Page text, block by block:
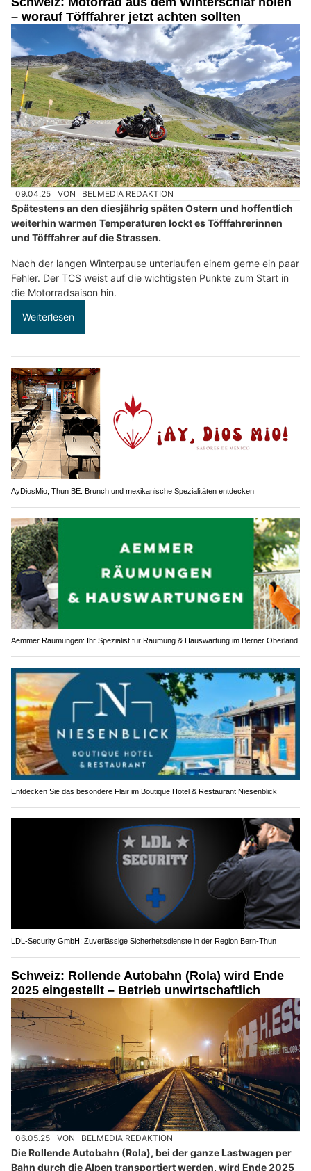
– worauf Töfffahrer jetzt achten sollten
09.04.25 VON BELMEDIA REDAKTION
Spätestens an den diesjährig späten Ostern und hoffentlich
weiterhin warmen Temperaturen lockt es Töfffahrerinnen
und Töfffahrer auf die Strassen.
Nach der langen Winterpause unterlaufen einem gerne ein paar
Fehler. Der TCS weist auf die wichtigsten Punkte zum Start in
die Motorradsaison hin.
Weiterlesen
AyDiosMio, Thun BE: Brunch und mexikanische Spezialitäten entdecken
Aemmer Räumungen: Ihr Spezialist für Räumung & Hauswartung im Berner Oberland
Entdecken Sie das besondere Flair im Boutique Hotel & Restaurant Niesenblick
LDL-Security GmbH: Zuverlässige Sicherheitsdienste in der Region Bern-Thun
Schweiz: Rollende Autobahn (Rola) wird Ende
2025 eingestellt – Betrieb unwirtschaftlich
06.05.25 VON BELMEDIA REDAKTION
Die Rollende Autobahn (Rola), bei der ganze Lastwagen per
Bahn durch die Alpen transportiert werden, wird Ende 2025